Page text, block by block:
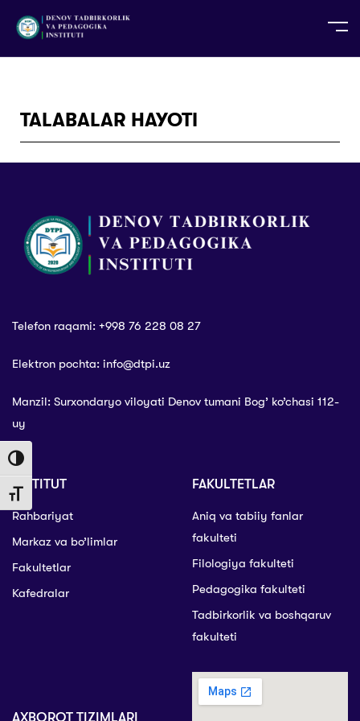
Toggle High Contrast
Toggle Font size
TG TR
TALABALAR HAYOTI
Telefon raqami: +998 76 228 08 27
Elektron pochta: info@dtpi.uz
Manzil: Surxondaryo viloyati Denov tumani Bog’ ko’chasi 112-
uy
INSTITUT
Rahbariyat
Markaz va bo’limlar
Fakultetlar
Kafedralar
FAKULTETLAR
Aniq va tabiiy fanlar
fakulteti
Filologiya fakulteti
Pedagogika fakulteti
Tadbirkorlik va boshqaruv
fakulteti
AXBOROT TIZIMLARI